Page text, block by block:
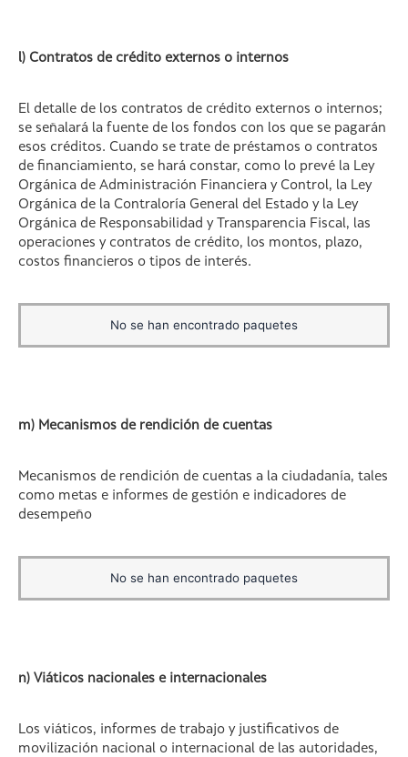
l) Contratos de crédito externos o internos
El detalle de los contratos de crédito externos o internos;
se señalará la fuente de los fondos con los que se pagarán
esos créditos. Cuando se trate de préstamos o contratos
de financiamiento, se hará constar, como lo prevé la Ley
Orgánica de Administración Financiera y Control, la Ley
Orgánica de la Contraloría General del Estado y la Ley
Orgánica de Responsabilidad y Transparencia Fiscal, las
operaciones y contratos de crédito, los montos, plazo,
costos financieros o tipos de interés.
No se han encontrado paquetes
m) Mecanismos de rendición de cuentas
Mecanismos de rendición de cuentas a la ciudadanía, tales
como metas e informes de gestión e indicadores de
desempeño
No se han encontrado paquetes
n) Viáticos nacionales e internacionales
Los viáticos, informes de trabajo y justificativos de
movilización nacional o internacional de las autoridades,